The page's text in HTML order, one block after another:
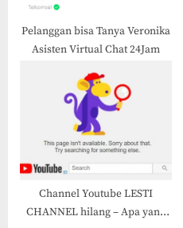
Pelanggan bisa Tanya Veronika
Asisten Virtual Chat 24Jam
Channel Youtube LESTI
CHANNEL hilang – Apa yang